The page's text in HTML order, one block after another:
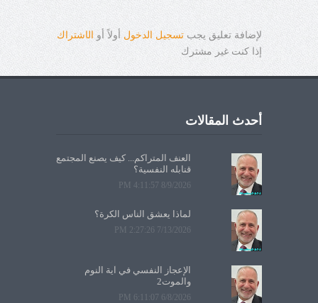
لإضافة تعليق يجب تسجيل الدخول أولاً أو الاشتراك
إذا كنت غير مشترك
أحدث المقالات
العنف المتراكم... كيف يصنع المجتمع
قنابله النفسية؟
8/9/2026 4:11:57 PM
لماذا يعشق الناس الكرة؟
7/13/2026 2:27:26 PM
الإعجاز النفسي في آية النوم
والموت2
6/8/2026 6:11:07 PM